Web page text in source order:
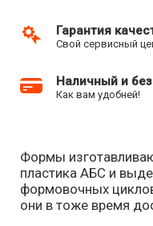
Гарантия
Свой сервисный
Наличный и
Как вам удобней!
Формы
пластика АБС и
формовочных
они в тоже время